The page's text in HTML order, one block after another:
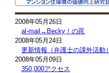
2008年05月26日
al-mail→Becky！の罠
2008年05月24日
更新情報（弁護士の課外活動）
2008年05月09日
350,000アクセス